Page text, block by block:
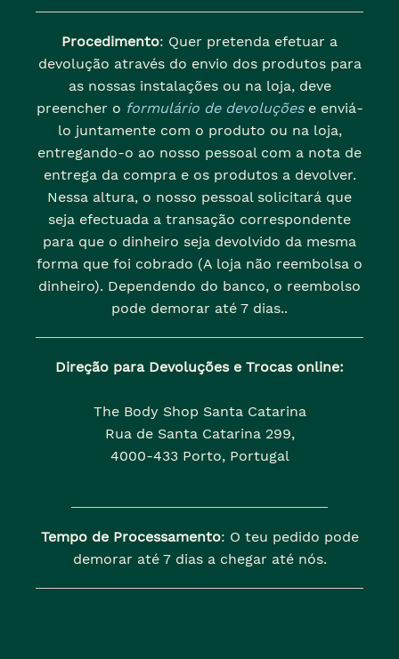
Procedimento: Quer pretenda efetuar a
devolução através do envio dos produtos para
as nossas instalações ou na loja, deve
preencher o formulário de devoluçõese enviá-
lo juntamente com o produto ou na loja,
entregando-o ao nosso pessoal com a nota de
entrega da compra e os produtos a devolver.
Nessa altura, o nosso pessoal solicitará que
seja efectuada a transação correspondente
para que o dinheiro seja devolvido da mesma
forma que foi cobrado (A loja não reembolsa o
dinheiro). Dependendo do banco, o reembolso
pode demorar até 7 dias..
Direção para Devoluções e Trocas online:
The Body Shop Santa Catarina
Rua de Santa Catarina 299,
4000-433 Porto, Portugal
Tempo de Processamento: O teu pedido pode
demorar até 7 dias a chegar até nós.